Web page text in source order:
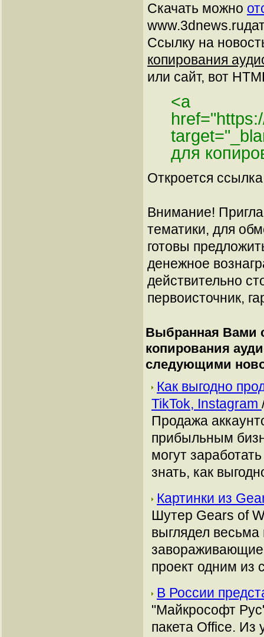
Скачать можно
Ссылку на
копирования
или сайт, вот
<a
для
Откроется
Внимание!
тематики, для
готовы
денежное
действительно
первоисточник,
Выбранная Вами
копирования
следующими
Как выгодно
TikTok, Instagram
Продажа
прибыльным
могут
знать, как
Картинки из
Шутер Gears of
выглядел
завораживающие
проект одним
В России
"Майкрософт
пакета Office. Из